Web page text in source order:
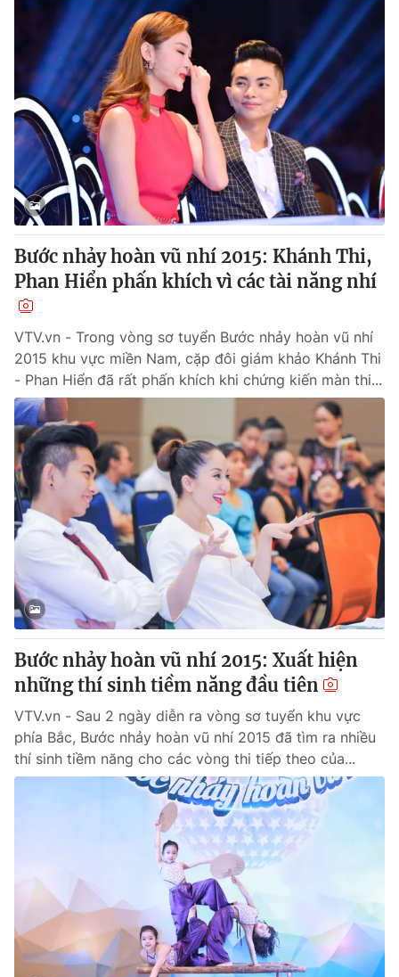
Bước nhảy hoàn vũ nhí 2015: Khánh Thi,
Phan Hiển phấn khích vì các tài năng nhí
VTV.vn - Trong vòng sơ tuyển Bước nhảy hoàn vũ nhí
2015 khu vực miền Nam, cặp đôi giám khảo Khánh Thi
- Phan Hiển đã rất phấn khích khi chứng kiến màn thi...
Bước nhảy hoàn vũ nhí 2015: Xuất hiện
những thí sinh tiềm năng đầu tiên
VTV.vn - Sau 2 ngày diễn ra vòng sơ tuyển khu vực
phía Bắc, Bước nhảy hoàn vũ nhí 2015 đã tìm ra nhiều
thí sinh tiềm năng cho các vòng thi tiếp theo của...